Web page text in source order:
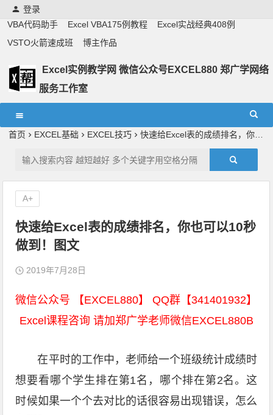
登录
VBA代码助手
Excel VBA175例教程
Excel实战经典408例
VSTO火箭速成班
博主作品
Excel实例教学网 微信公众号EXCEL880 郑广学网络
服务工作室
首页
EXCEL基础 EXCEL技巧 快速给Excel表的成绩排名，你也可以10秒做到！图文
快速给Excel表的成绩排名，你也可以10秒
做到！图文
2019年7月28日
微信公众号 【EXCEL880】 QQ群【341401932】
Excel课程咨询 请加郑广学老师微信EXCEL880B
在平时的工作中，老师给一个班级统计成绩时
想要看哪个学生排在第1名，哪个排在第2名。这
时候如果一个个去对比的话很容易出现错误，怎么
A+